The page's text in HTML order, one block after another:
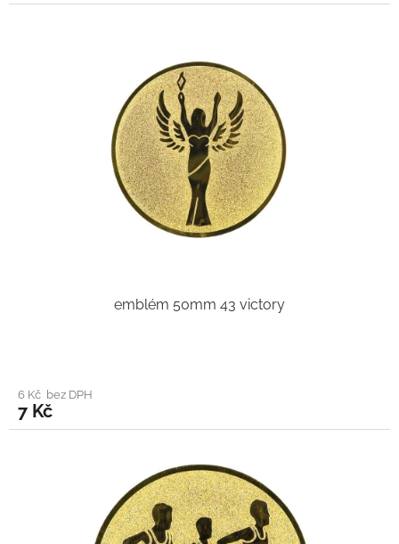
emblém 50mm 43 victory
6 Kč bez DPH
7 Kč